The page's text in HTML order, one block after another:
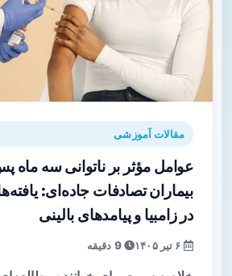
مقالات آموزشی
عوامل مؤثر بر ناتوانی سه ماه
بیماران تصادفات جاده‌ای:
در زامبیا و پیامدهای بالینی
9 دقیقه